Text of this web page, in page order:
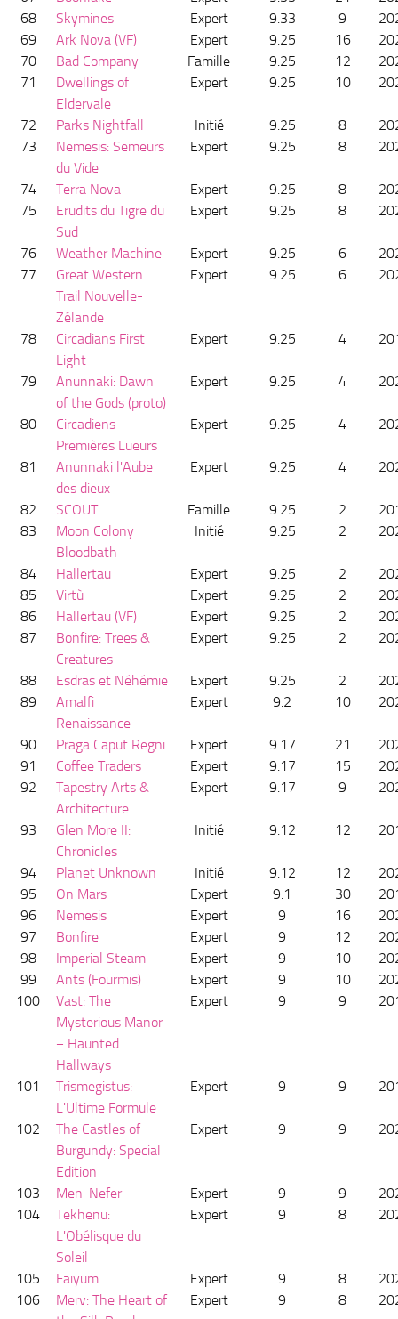
68
Skymines Expert 9.33 9
69
Ark Nova (VF) Expert 9.25 16
70
Bad Company Famille 9.25 12
71
Dwellings of
Eldervale
Expert 9.25 10
72 Parks Nightfall Initié 9.25 8
73
Nemesis: Semeurs
du Vide
Expert 9.25 8
74 Terra Nova Expert 9.25 8
75
Erudits du Tigre du
Sud
Expert 9.25 8
76 Weather Machine Expert 9.25 6
77
Great Western
Trail Nouvelle-
Zélande
Expert 9.25 6
78
Circadians First
Light
Expert 9.25 4
79
Anunnaki: Dawn
of the Gods (proto)
Expert 9.25 4
80
Circadiens
Premières Lueurs
Expert 9.25 4
81
Anunnaki l'Aube
des dieux
Expert 9.25 4
82 SCOUT Famille 9.25 2
83
Moon Colony
Bloodbath
Initié 9.25 2
84 Hallertau Expert 9.25 2
85
Virtù Expert 9.25 2
86
Hallertau (VF) Expert 9.25 2
87
Bonfire: Trees &
Creatures
Expert 9.25 2
88 Esdras et Néhémie Expert 9.25 2
89
Amalfi
Renaissance
Expert 9.2 10
90 Praga Caput Regni Expert 9.17 21
91
Coffee Traders Expert 9.17 15
92
Tapestry Arts &
Architecture
Expert 9.17 9
93
Glen More II:
Chronicles
Initié 9.12 12
94 Planet Unknown Initié 9.12 12
95
On Mars Expert 9.1 30
96
Nemesis Expert 9 16
97
Bonfire Expert 9 12
98
Imperial Steam Expert 9 10
99
Ants (Fourmis) Expert 9 10
100
Vast: The
Mysterious Manor
+ Haunted
Hallways
Expert 9 9
101
Trismegistus:
L'Ultime Formule
Expert 9 9
102
The Castles of
Burgundy: Special
Edition
Expert 9 9
103 Men-Nefer Expert 9 9
104
Tekhenu:
L'Obélisque du
Soleil
Expert 9 8
105 Faiyum Expert 9 8
106
Merv: The Heart of
Expert 9 8